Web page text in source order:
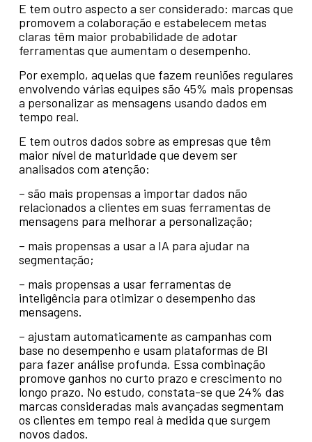
E tem outro aspecto a ser considerado: marcas que
promovem a colaboração e estabelecem metas
claras têm maior probabilidade de adotar
ferramentas que aumentam o desempenho.
Por exemplo, aquelas que fazem reuniões regulares
envolvendo várias equipes são 45% mais propensas
a personalizar as mensagens usando dados em
tempo real.
E tem outros dados sobre as empresas que têm
maior nível de maturidade que devem ser
analisados com atenção:
– são mais propensas a importar dados não
relacionados a clientes em suas ferramentas de
mensagens para melhorar a personalização;
– mais propensas a usar a IA para ajudar na
segmentação;
– mais propensas a usar ferramentas de
inteligência para otimizar o desempenho das
mensagens.
– ajustam automaticamente as campanhas com
base no desempenho e usam plataformas de BI
para fazer análise profunda. Essa combinação
promove ganhos no curto prazo e crescimento no
longo prazo. No estudo, constata-se que 24% das
marcas consideradas mais avançadas segmentam
os clientes em tempo real à medida que surgem
novos dados.